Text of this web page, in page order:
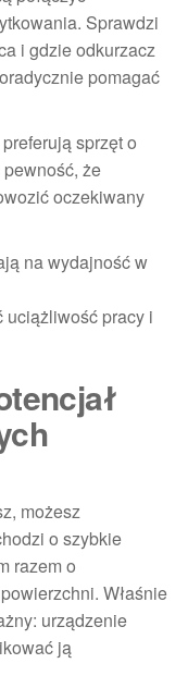
Sprawdzi
i gdzie odkurzacz
pomagać
sprzęt o
że
oczekiwany
na wydajność w
uciążliwość pracy i
możesz
o szybkie
razem o
Właśnie
urządzenie
ją